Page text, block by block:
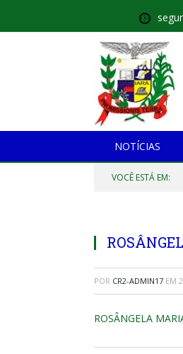
NOTÍCIAS
VOCÊ ESTÁ EM:
POR CR2-ADMIN17 EM
ROSÂNGELA